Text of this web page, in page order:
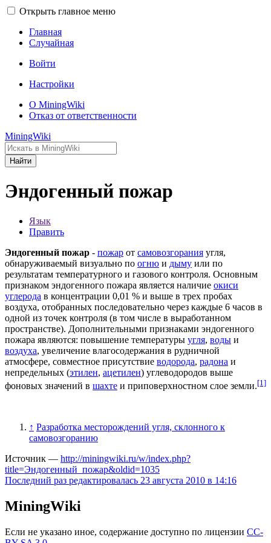
Открыть главное меню
Главная
Случайная
Войти
Настройки
О MiningWiki
Отказ от ответственности
MiningWiki
Найти
Эндогенный пожар
Язык
Править
Эндогенный пожар - пожар от самовозгорания угля,
обнаруживаемый визуально по огню и дыму или по
результатам температурного и газового контроля. Основным
признаком эндогенного пожара является наличие окиси
углерода в концентрации 0,01 % и выше в трех пробах
воздуха, отобранных последовательно через каждые 6 часов в
одной из точек контроля (в том числе в выработанном
пространстве). Дополнительными признаками эндогенного
пожара являются: повышение температуры угля, воды и
воздуха, увеличение влагосодержания в рудничной
атмосфере, совместное присутствие водорода, радона и
непредельных (этилен, ацетилен) углеводородов выше
фоновых значений в шахте и приповерхностном слое земли.[1]
↑ Разработка месторождений угля, склонного к
самовозгоранию
Источник — http://miningwiki.ru/w/index.php?
title=Эндогенный_пожар&oldid=1035
Последний раз редактировалась 23 августа 2010 в 14:16
MiningWiki
Если не указано иное, содержание доступно по лицензии CC-